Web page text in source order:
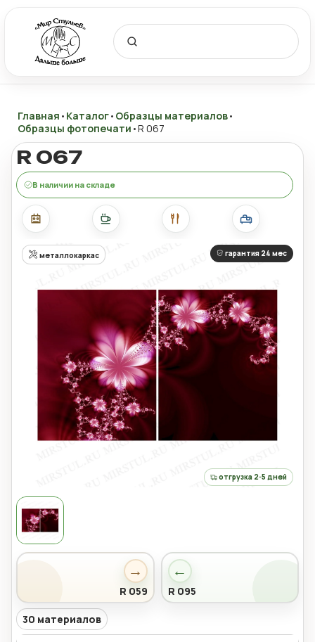
Главная • Каталог• Образцы материалов•
Образцы фотопечати •R 067
R 067
В наличии на складе
←
R 095
→
R 059
металлокаркас гарантия 24 мес
отгрузка 2-5 дней
30 материалов